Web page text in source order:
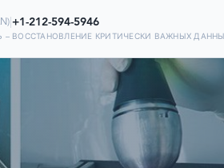
) |+1-212-594-5946
– ВОССТАНОВЛЕНИЕ КРИТИЧЕСКИ ВАЖНЫХ